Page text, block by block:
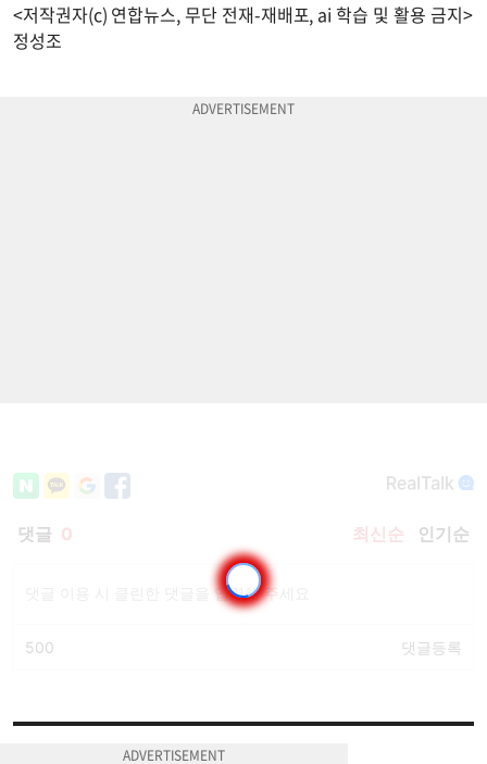
<저작권자(c) 연합뉴스, 무단 전재-재배포, ai 학습 및 활용 금지>
정성조